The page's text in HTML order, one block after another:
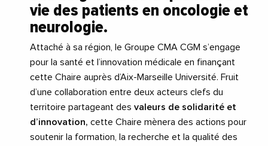
vie des patients en oncologie et
neurologie.
Attaché à sa région, le Groupe CMA CGM s’engage
pour la santé et l’innovation médicale en finançant
cette Chaire auprès d’Aix-Marseille Université. Fruit
d’une collaboration entre deux acteurs clefs du
territoire partageant des valeurs de solidarité et
d’innovation, cette Chaire mènera des actions pour
soutenir la formation, la recherche et la qualité des